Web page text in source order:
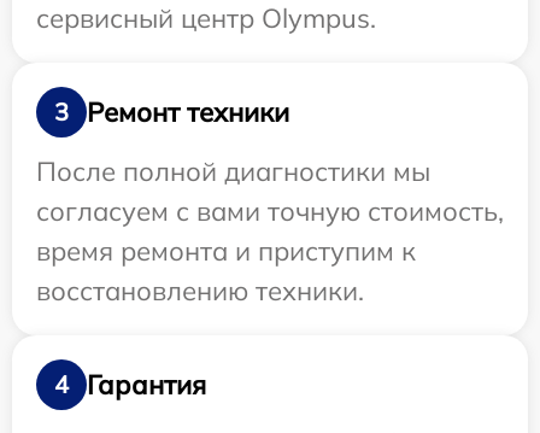
сервисный центр Olympus.
3
Ремонт техники
После полной диагностики мы
согласуем с вами точную стоимость,
время ремонта и приступим к
восстановлению техники.
4
Гарантия